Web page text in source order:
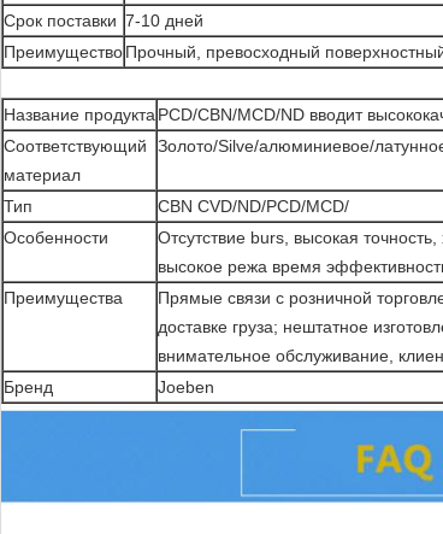
Срок поставки 7-10 дней
ПреимуществоПрочный, превосходный
Название продукта PCD/CBN/MCD/ND вводит
Соответствующий
материал
Золото/Silve/алюминиевое/
Тип
CBN CVD/ND/PCD/MCD/
Особенности
Отсутствие burs, высокая
высокое режа время
Преимущества
Прямые связи с розничной
доставке груза; нештатное
внимательное обслуживание,
Бренд
Joeben